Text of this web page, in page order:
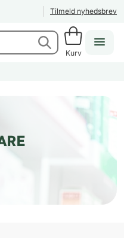
Tilmeld nyhedsbrev
Kurv